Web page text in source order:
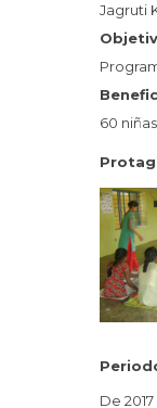
Jagruti
60
De 2017